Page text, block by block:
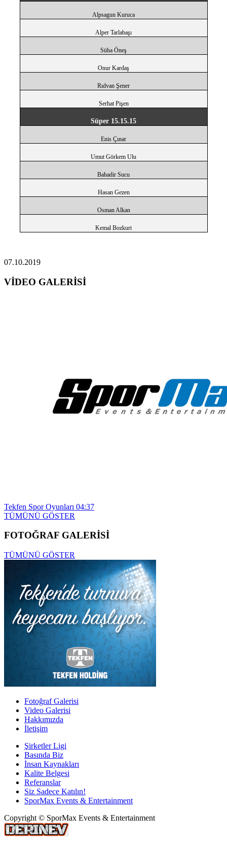
Alpsagun Kuruca
Alper Tarlabaşı
Süha Öneş
Onur Kardaş
Rıdvan Şener
Serhat Pişen
Süper 15.15.15
Enis Çınar
Umut Görkem Ulu
Bahadir Sucu
Hasan Gezen
Osman Alkan
Kemal Bozkurt
07.10.2019
VİDEO GALERİSİ
Tekfen Spor Oyunları 04:37
TÜMÜNÜ GÖSTER
FOTOĞRAF GALERİSİ
TÜMÜNÜ GÖSTER
Fotoğraf Galerisi
Video Galerisi
Hakkımızda
İletişim
Şirketler Ligi
Basında Biz
İnsan Kaynakları
Kalite Belgesi
Referanslar
Siz Sadece Katılın!
SporMax Events & Entertainment
Copyright © SporMax Events & Entertainment